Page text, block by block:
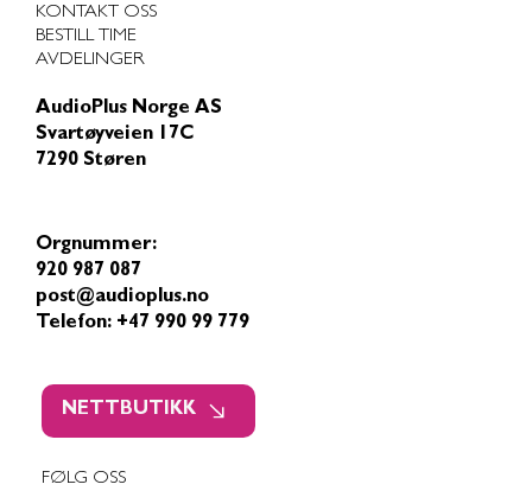
NETTBUTIKK
FØLG OSS
KONTAKT OSS
BESTILL TIME
AVDELINGER
AudioPlus Norge AS
Svartøyveien 17C
7290 Støren
Orgnummer:
920 987 087
post@audioplus.no
Telefon: +47 990 99 779